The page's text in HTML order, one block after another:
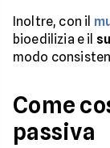
Inoltre, con il
bioedilizia e il
modo
Come
passiva